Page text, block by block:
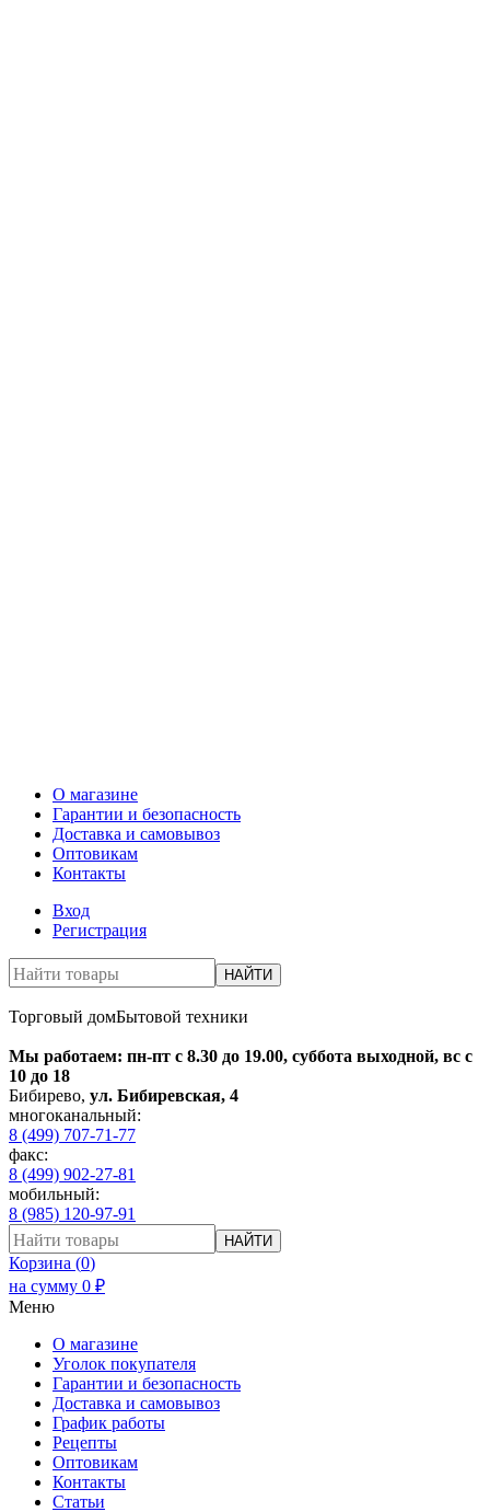
О магазине
Гарантии и безопасность
Доставка и самовывоз
Оптовикам
Контакты
Вход
Регистрация
НАЙТИ
Торговый домБытовой техники
Мы работаем: пн-пт с 8.30 до 19.00, суббота выходной, вс с
10 до 18
Бибирево, ул. Бибиревская, 4
многоканальный:
8 (499) 707-71-77
факс:
8 (499) 902-27-81
мобильный:
8 (985) 120-97-91
НАЙТИ
Корзина (0)
на сумму 0 ₽
Меню
О магазине
Уголок покупателя
Гарантии и безопасность
Доставка и самовывоз
График работы
Рецепты
Оптовикам
Контакты
Статьи